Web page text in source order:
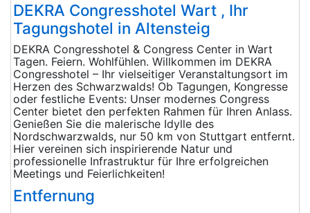
DEKRA Congresshotel Wart , Ihr
Tagungshotel in Altensteig
DEKRA Congresshotel & Congress Center in Wart
Tagen. Feiern. Wohlfühlen. Willkommen im DEKRA
Congresshotel – Ihr vielseitiger Veranstaltungsort im
Herzen des Schwarzwalds! Ob Tagungen, Kongresse
oder festliche Events: Unser modernes Congress
Center bietet den perfekten Rahmen für Ihren Anlass.
Genießen Sie die malerische Idylle des
Nordschwarzwalds, nur 50 km von Stuttgart entfernt.
Hier vereinen sich inspirierende Natur und
professionelle Infrastruktur für Ihre erfolgreichen
Meetings und Feierlichkeiten!
Entfernung